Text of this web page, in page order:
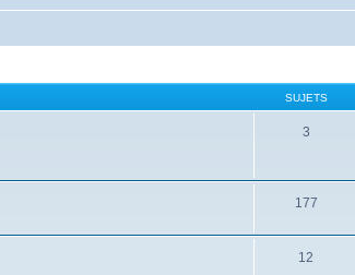
SUJETS
3
177
12